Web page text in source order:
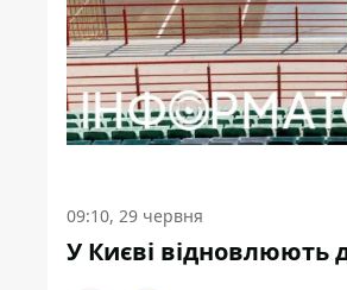
09:10, 29 червня
У Києві відновлюють